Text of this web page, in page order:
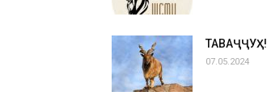
ТАВАҶҶУҲ!
07.05.2024